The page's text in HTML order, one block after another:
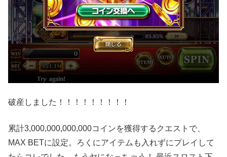
破産しました！！！！！！！！！
累計3,000,000,000,000コインを獲得するクエストで、
MAX BETに設定。ろくにアイテムも入れずにプレイして